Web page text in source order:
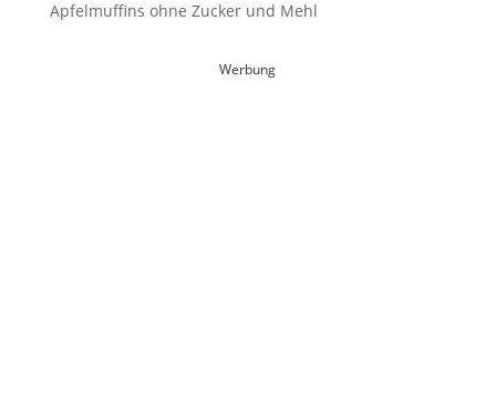
Apfelmuffins ohne Zucker und Mehl
Werbung